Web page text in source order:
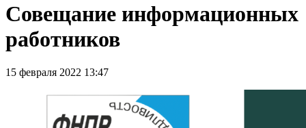
Cовещание информационных
работников
15 февраля 2022 13:47